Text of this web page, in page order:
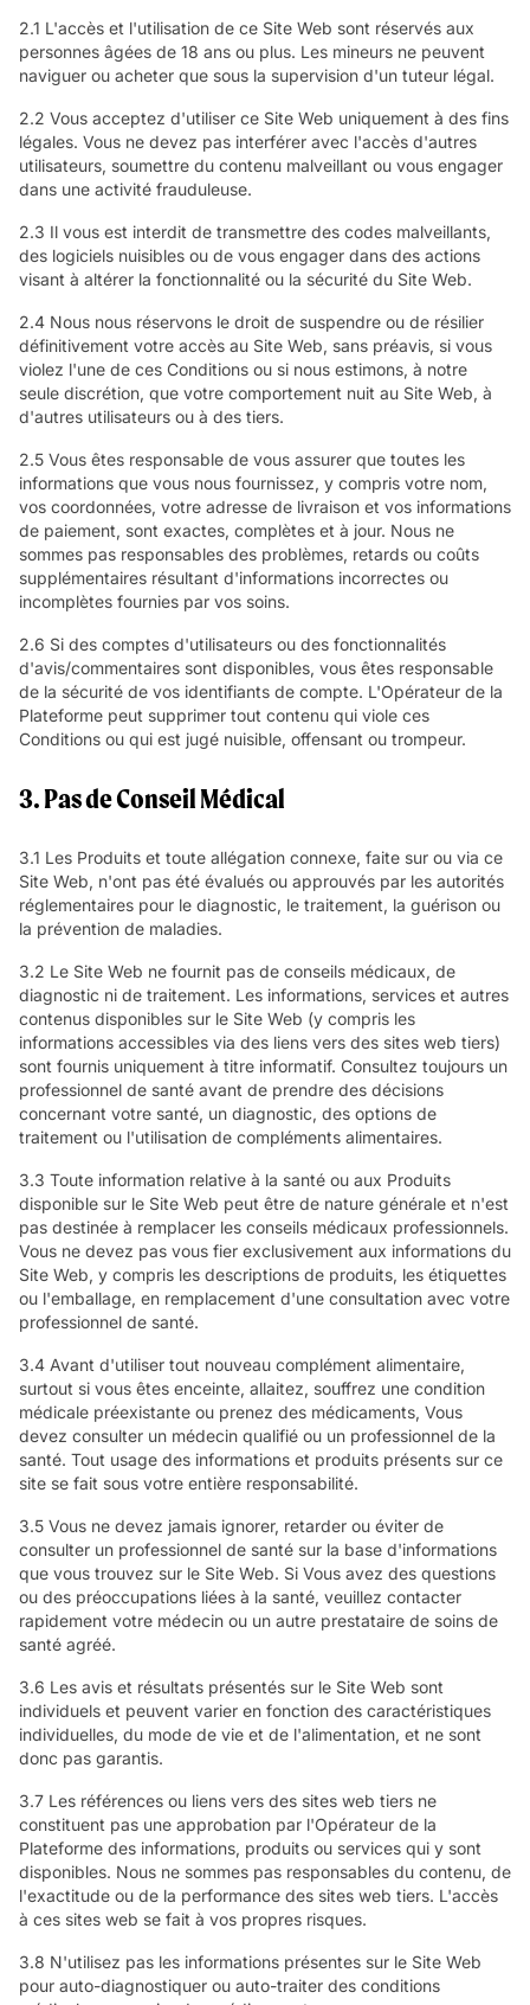
2.1 L'accès et l'utilisation de ce Site Web sont réservés aux
personnes âgées de 18 ans ou plus. Les mineurs ne peuvent
naviguer ou acheter que sous la supervision d'un tuteur légal.
2.2 Vous acceptez d'utiliser ce Site Web uniquement à des fins
légales. Vous ne devez pas interférer avec l'accès d'autres
utilisateurs, soumettre du contenu malveillant ou vous engager
dans une activité frauduleuse.
2.3 Il vous est interdit de transmettre des codes malveillants,
des logiciels nuisibles ou de vous engager dans des actions
visant à altérer la fonctionnalité ou la sécurité du Site Web.
2.4 Nous nous réservons le droit de suspendre ou de résilier
définitivement votre accès au Site Web, sans préavis, si vous
violez l'une de ces Conditions ou si nous estimons, à notre
seule discrétion, que votre comportement nuit au Site Web, à
d'autres utilisateurs ou à des tiers.
2.5 Vous êtes responsable de vous assurer que toutes les
informations que vous nous fournissez, y compris votre nom,
vos coordonnées, votre adresse de livraison et vos informations
de paiement, sont exactes, complètes et à jour. Nous ne
sommes pas responsables des problèmes, retards ou coûts
supplémentaires résultant d'informations incorrectes ou
incomplètes fournies par vos soins.
2.6 Si des comptes d'utilisateurs ou des fonctionnalités
d'avis/commentaires sont disponibles, vous êtes responsable
de la sécurité de vos identifiants de compte. L'Opérateur de la
Plateforme peut supprimer tout contenu qui viole ces
Conditions ou qui est jugé nuisible, offensant ou trompeur.
3. Pas de Conseil Médical
3.1 Les Produits et toute allégation connexe, faite sur ou via ce
Site Web, n'ont pas été évalués ou approuvés par les autorités
réglementaires pour le diagnostic, le traitement, la guérison ou
la prévention de maladies.
3.2 Le Site Web ne fournit pas de conseils médicaux, de
diagnostic ni de traitement. Les informations, services et autres
contenus disponibles sur le Site Web (y compris les
informations accessibles via des liens vers des sites web tiers)
sont fournis uniquement à titre informatif. Consultez toujours un
professionnel de santé avant de prendre des décisions
concernant votre santé, un diagnostic, des options de
traitement ou l'utilisation de compléments alimentaires.
3.3 Toute information relative à la santé ou aux Produits
disponible sur le Site Web peut être de nature générale et n'est
pas destinée à remplacer les conseils médicaux professionnels.
Vous ne devez pas vous fier exclusivement aux informations du
Site Web, y compris les descriptions de produits, les étiquettes
ou l'emballage, en remplacement d'une consultation avec votre
professionnel de santé.
3.4 Avant d'utiliser tout nouveau complément alimentaire,
surtout si vous êtes enceinte, allaitez, souffrez une condition
médicale préexistante ou prenez des médicaments, Vous
devez consulter un médecin qualifié ou un professionnel de la
santé. Tout usage des informations et produits présents sur ce
site se fait sous votre entière responsabilité.
3.5 Vous ne devez jamais ignorer, retarder ou éviter de
consulter un professionnel de santé sur la base d'informations
que vous trouvez sur le Site Web. Si Vous avez des questions
ou des préoccupations liées à la santé, veuillez contacter
rapidement votre médecin ou un autre prestataire de soins de
santé agréé.
3.6 Les avis et résultats présentés sur le Site Web sont
individuels et peuvent varier en fonction des caractéristiques
individuelles, du mode de vie et de l'alimentation, et ne sont
donc pas garantis.
3.7 Les références ou liens vers des sites web tiers ne
constituent pas une approbation par l'Opérateur de la
Plateforme des informations, produits ou services qui y sont
disponibles. Nous ne sommes pas responsables du contenu, de
l'exactitude ou de la performance des sites web tiers. L'accès
à ces sites web se fait à vos propres risques.
3.8 N'utilisez pas les informations présentes sur le Site Web
pour auto-diagnostiquer ou auto-traiter des conditions